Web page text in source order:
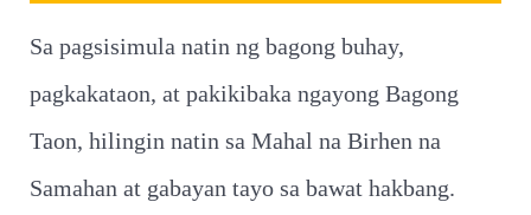
Sa pagsisimula natin ng bagong buhay,
pagkakataon, at pakikibaka ngayong Bagong
Taon, hilingin natin sa Mahal na Birhen na
Samahan at gabayan tayo sa bawat hakbang.